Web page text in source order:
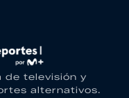
de televisión y
alternativos.